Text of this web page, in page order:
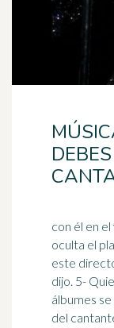
con él en
oculta el
este
dijo. 5- Quiere que las canciones de sus
álbumes
del